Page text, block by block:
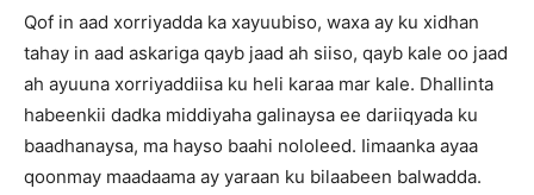
Qof in aad xorriyadda ka xayuubiso, waxa ay ku xidhan
tahay in aad askariga qayb jaad ah siiso, qayb kale oo jaad
ah ayuuna xorriyaddiisa ku heli karaa mar kale. Dhallinta
habeenkii dadka middiyaha galinaysa ee dariiqyada ku
baadhanaysa, ma hayso baahi nololeed. Iimaanka ayaa
qoonmay maadaama ay yaraan ku bilaabeen balwadda.